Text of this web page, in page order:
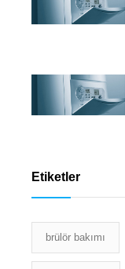
Etiketler
brülör bakımı